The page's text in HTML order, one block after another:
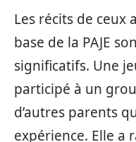
Les récits de ceux
base de la PAJE
significatifs. Une
participé à un
d’autres parents
expérience. Elle a